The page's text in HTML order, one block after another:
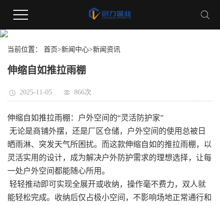
当前位置： 首页>新闻中心>新闻资讯
伸缩自如推拉雨棚
2025-11-05 866次
伸缩自如推拉雨棚：户外空间的“灵活防护家”
无论是商铺外摆，还是厂区仓储，户外空间的使用总被日
晒雨淋、突发天气所困扰。而这款伸缩自如的推拉雨棚，以
灵活实用的设计，成为解决户外防护需求的理想选择，让每
一处户外空间都能随心所用。
轻轻推动即可实现全展开或收纳，操作毫不费力，双人就
能轻松完成。收纳后仅占极小空间，不影响场地正常通行和